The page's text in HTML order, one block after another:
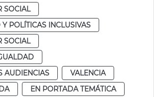
SOCIAL
POLÍTICAS INCLUSIVAS
SOCIAL
AUDIENCIAS
VALENCIA
EN PORTADA TEMÁTICA